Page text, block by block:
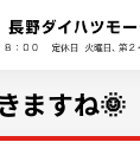
ますね🌞